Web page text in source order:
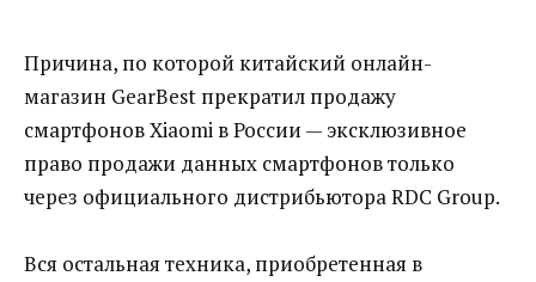
Причина, по которой китайский онлайн-
магазин GearBest прекратил продажу
смартфонов Xiaomi в России — эксклюзивное
право продажи данных смартфонов только
через официального дистрибьютора RDC Group.
Вся остальная техника, приобретенная в